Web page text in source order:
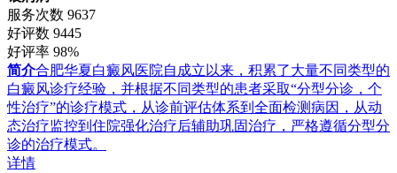
服务次数 9637
好评数 9445
好评率 98%
简介合肥华夏白癜风医院自成立以来，积累了大量不同类型的
白癜风诊疗经验，并根据不同类型的患者采取“分型分诊，个
性治疗”的诊疗模式，从诊前评估体系到全面检测病因，从动
态治疗监控到住院强化治疗后辅助巩固治疗，严格遵循分型分
诊的治疗模式。
详情